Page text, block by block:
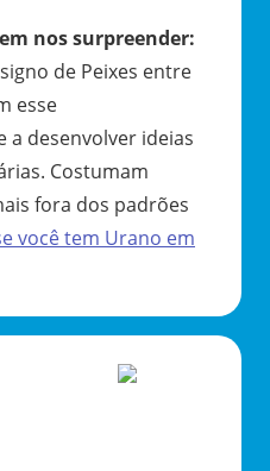
nos surpreender:
de Peixes entre
esse
desenvolver ideias
Costumam
fora dos padrões
você tem Urano em